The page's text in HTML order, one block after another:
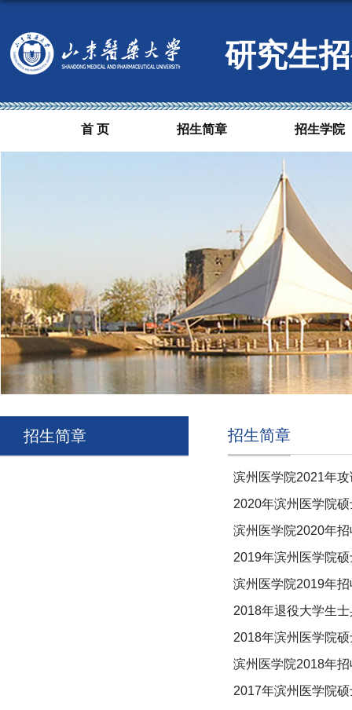
研究生
首 页 招生简章 招生学院
招生简章 招生简章
滨州医学院2021年
2020年滨州医学院
滨州医学院2020年
2019年滨州医学院
滨州医学院2019年
2018年退役大学生
2018年滨州医学院
滨州医学院2018年
2017年滨州医学院